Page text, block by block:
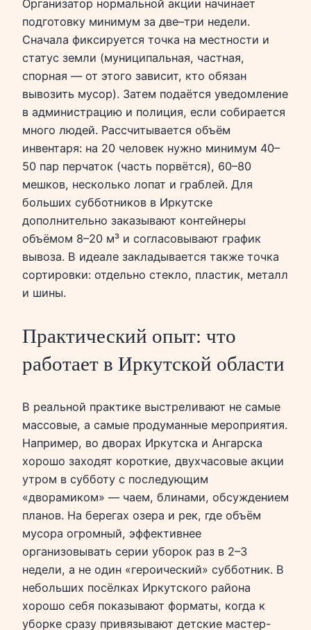
Организатор нормальной акции начинает
подготовку минимум за две–три недели.
Сначала фиксируется точка на местности и
статус земли (муниципальная, частная,
спорная — от этого зависит, кто обязан
вывозить мусор). Затем подаётся уведомление
в администрацию и полиция, если собирается
много людей. Рассчитывается объём
инвентаря: на 20 человек нужно минимум 40–
50 пар перчаток (часть порвётся), 60–80
мешков, несколько лопат и граблей. Для
больших субботников в Иркутске
дополнительно заказывают контейнеры
объёмом 8–20 м³ и согласовывают график
вывоза. В идеале закладывается также точка
сортировки: отдельно стекло, пластик, металл
и шины.
Практический опыт: что
работает в Иркутской области
В реальной практике выстреливают не самые
массовые, а самые продуманные мероприятия.
Например, во дворах Иркутска и Ангарска
хорошо заходят короткие, двухчасовые акции
утром в субботу с последующим
«дворамиком» — чаем, блинами, обсуждением
планов. На берегах озера и рек, где объём
мусора огромный, эффективнее
организовывать серии уборок раз в 2–3
недели, а не один «героический» субботник. В
небольших посёлках Иркутского района
хорошо себя показывают форматы, когда к
уборке сразу привязывают детские мастер-